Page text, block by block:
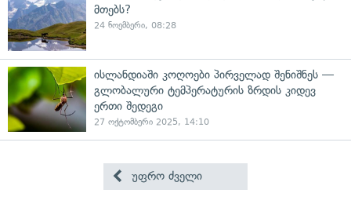
მთებს?
24 ნოემბერი, 08:28
ისლანდიაში კოღოები პირველად შენიშნეს —
გლობალური ტემპერატურის ზრდის კიდევ
ერთი შედეგი
27 ოქტომბერი 2025, 14:10
უფრო ძველი